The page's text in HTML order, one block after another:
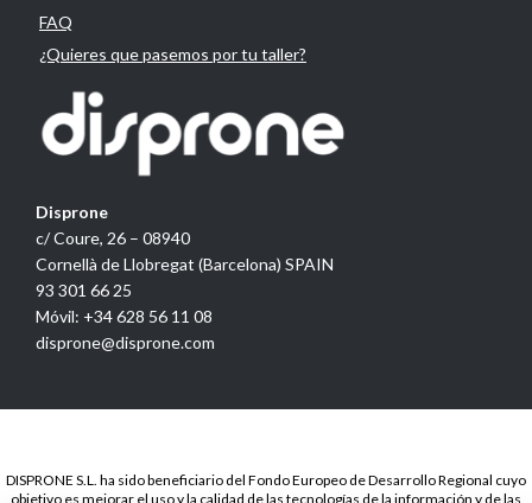
FAQ
¿Quieres que pasemos por tu taller?
Disprone
c/ Coure, 26 – 08940
Cornellà de Llobregat (Barcelona) SPAIN
93 301 66 25
Móvil: +34 628 56 11 08
disprone@disprone.com
DISPRONE S.L. ha sido beneficiario del Fondo Europeo de Desarrollo Regional cuyo
objetivo es mejorar el uso y la calidad de las tecnologías de la información y de las